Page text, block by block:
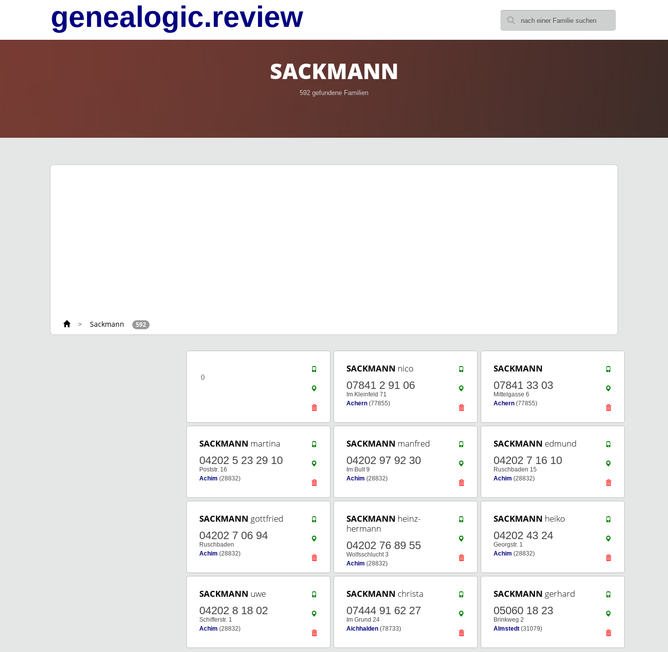
genealogic.review
SACKMANN
592 gefundene Familien
> Sackmann 592
()
SACKMANN nico
07841 2 91 06
Im Kleinfeld 71
Achern (77855)
SACKMANN
07841 33 03
Mittelgasse 6
Achern (77855)
SACKMANN martina
04202 5 23 29 10
Poststr. 16
Achim (28832)
SACKMANN manfred
04202 97 92 30
Im Bult 9
Achim (28832)
SACKMANN edmund
04202 7 16 10
Ruschbaden 15
Achim (28832)
SACKMANN gottfried
04202 7 06 94
Ruschbaden
Achim (28832)
SACKMANN heinz-
hermann
04202 76 89 55
Wolfsschlucht 3
Achim (28832)
SACKMANN heiko
04202 43 24
Georgstr. 1
Achim (28832)
SACKMANN uwe
04202 8 18 02
Schifferstr. 1
Achim (28832)
SACKMANN christa
07444 91 62 27
Im Grund 24
Aichhalden (78733)
SACKMANN gerhard
05060 18 23
Brinkweg 2
Almstedt (31079)